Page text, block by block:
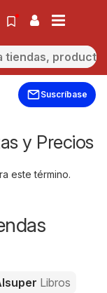
Suscríbase
y Precios
este término.
Libros